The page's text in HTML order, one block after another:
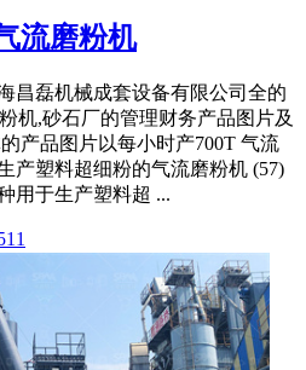
流磨粉机
昌磊机械成套设备有限公司全的
机,砂石厂的管理财务产品图片及
产品图片以每小时产700T 气流
产塑料超细粉的气流磨粉机 (57)
用于生产塑料超 ...